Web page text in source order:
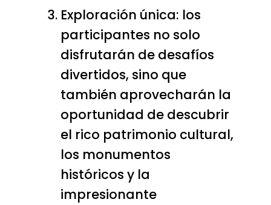
Exploración única: los
participantes no solo
disfrutarán de desafíos
divertidos, sino que
también aprovecharán la
oportunidad de descubrir
el rico patrimonio cultural,
los monumentos
históricos y la
impresionante